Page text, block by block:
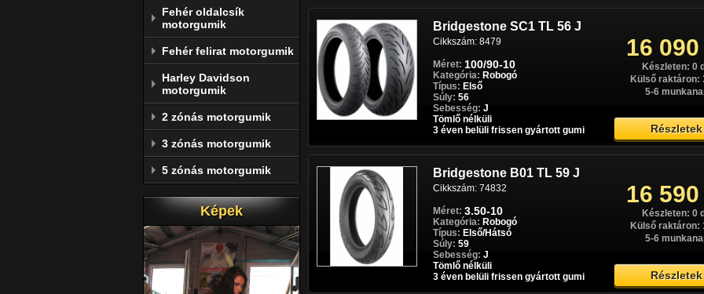
Tömlő nélküli
3 éven belüli frissen gyártott gumi
Bridgestone Battlax Sport
Touring T31 Páros akció
58/69 W
Cikkszám: Paros0429
Méret: 120/70R17+150/70R17
Kategória:Sport túra
Típus:Első/Hátsó
Súly: 58/69
Sebesség:W
Tömlő nélküli
3 éven belüli frissen gyártott gumi
Páros akció
88 880
Készleten: 0
Külső raktáron:
5-6
Bridgestone Battlax BT46
Páros akció 57/63 H
Cikkszám: Paros0465 90
Bridgestone SC1 TL 56 J
Cikkszám: 8479
Méret: 100/90-10
Kategória: Robogó
Típus: Első
Súly: 56
Sebesség: J
Tömlő nélküli
3 éven belüli frissen gyártott gumi
16
Készleten: 0
Külső raktáron:
5-6
Részletek
Bridgestone B01 TL 59 J
Cikkszám: 74832
Méret: 3.50-10
Kategória: Robogó
Típus: Első/Hátsó
Súly: 59
Sebesség: J
Tömlő nélküli
3 éven belüli frissen gyártott gumi
16
Készleten: 0
Külső raktáron:
5-6
Részletek
Fehér oldalcsík
motorgumik
Fehér felirat motorgumik
Harley Davidson
motorgumik
2 zónás motorgumik
3 zónás motorgumik
5 zónás motorgumik
Képek